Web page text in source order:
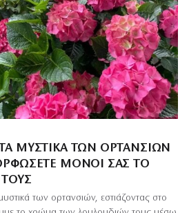
ΜΥΣΤΙΚΆ ΤΩΝ ΟΡΤΑΝΣΙΏΝ
ΜΌΝΟΙ ΣΑΣ ΤΟ
των ορτανσιών, εστιάζοντας στο